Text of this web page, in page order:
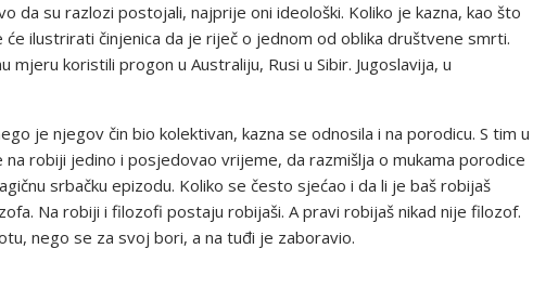
da su razlozi postojali, najprije oni ideološki. Koliko je kazna, kao što
ilustrirati činjenica da je riječ o jednom od oblika društvene smrti.
mjeru koristili progon u Australiju, Rusi u Sibir. Jugoslavija, u
je njegov čin bio kolektivan, kazna se odnosila i na porodicu. S tim u
robiji jedino i posjedovao vrijeme, da razmišlja o mukama porodice
srbačku epizodu. Koliko se često sjećao i da li je baš robijaš
Na robiji i filozofi postaju robijaši. A pravi robijaš nikad nije filozof.
nego se za svoj bori, a na tuđi je zaboravio.